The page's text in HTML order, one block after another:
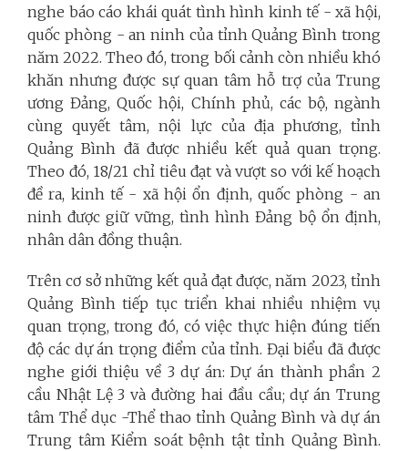
nghe báo cáo khái quát tình hình kinh tế - xã hội,
quốc phòng - an ninh của tỉnh Quảng Bình trong
năm 2022. Theo đó, trong bối cảnh còn nhiều khó
khăn nhưng được sự quan tâm hỗ trợ của Trung
ương Đảng, Quốc hội, Chính phủ, các bộ, ngành
cùng quyết tâm, nội lực của địa phương, tỉnh
Quảng Bình đã được nhiều kết quả quan trọng.
Theo đó, 18/21 chỉ tiêu đạt và vượt so với kế hoạch
đề ra, kinh tế - xã hội ổn định, quốc phòng - an
ninh được giữ vững, tình hình Đảng bộ ổn định,
nhân dân đồng thuận.
Trên cơ sở những kết quả đạt được, năm 2023, tỉnh
Quảng Bình tiếp tục triển khai nhiều nhiệm vụ
quan trọng, trong đó, có việc thực hiện đúng tiến
độ các dự án trọng điểm của tỉnh. Đại biểu đã được
nghe giới thiệu về 3 dự án: Dự án thành phần 2
cầu Nhật Lệ 3 và đường hai đầu cầu; dự án Trung
tâm Thể dục -Thể thao tỉnh Quảng Bình và dự án
Trung tâm Kiểm soát bệnh tật tỉnh Quảng Bình.